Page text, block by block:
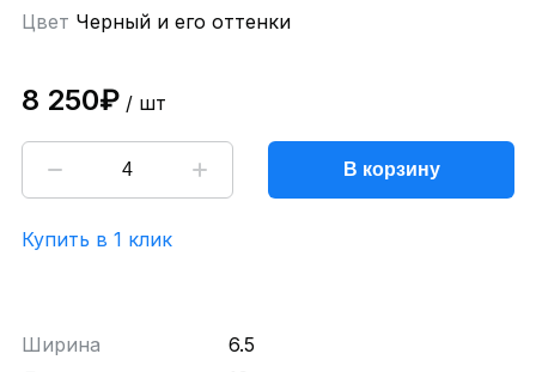
Цвет Черный и его оттенки
8 250₽/ шт
В корзину
Купить в 1 клик
Ширина
6.5